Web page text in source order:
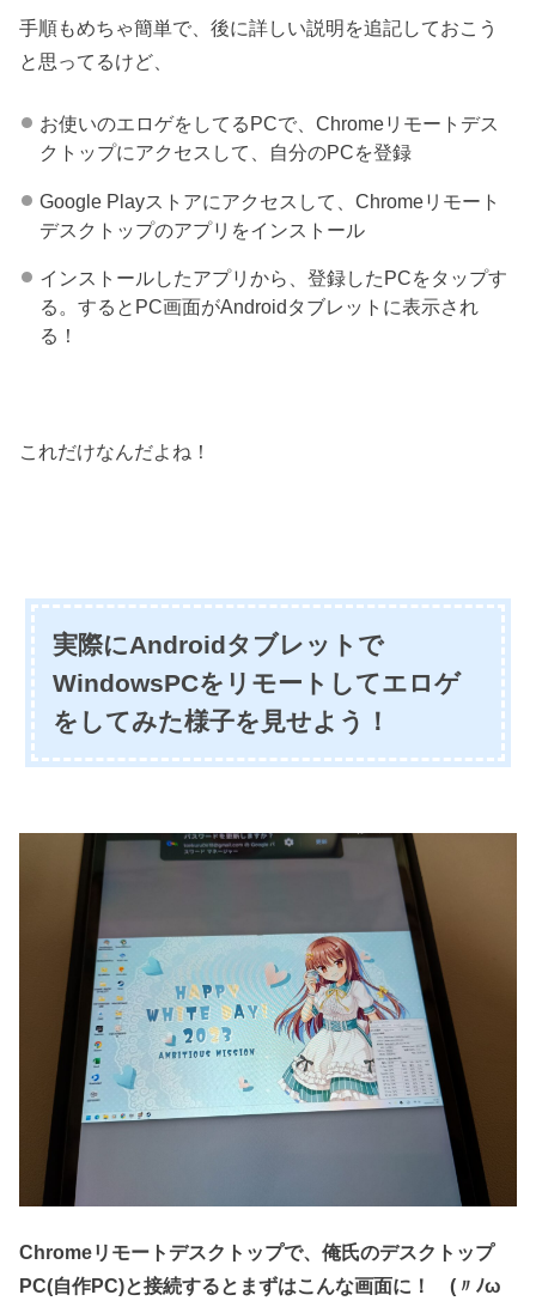
手順もめちゃ簡単で、後に詳しい説明を追記しておこう
と思ってるけど、
お使いのエロゲをしてるPCで、Chromeリモートデス
クトップにアクセスして、自分のPCを登録
Google Playストアにアクセスして、Chromeリモート
デスクトップのアプリをインストール
インストールしたアプリから、登録したPCをタップす
る。するとPC画面がAndroidタブレットに表示され
る！
これだけなんだよね！
実際にAndroidタブレットで
WindowsPCをリモートしてエロゲ
をしてみた様子を見せよう！
Chromeリモートデスクトップで、俺氏のデスクトップ
PC(自作PC)と接続するとまずはこんな画面に！ (〃ﾉω